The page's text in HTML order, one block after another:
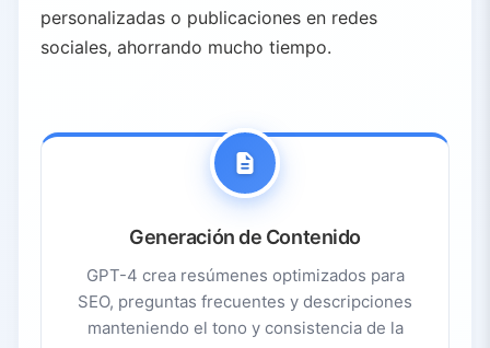
personalizadas o publicaciones en redes
sociales, ahorrando mucho tiempo.
Generación de Contenido
GPT-4 crea resúmenes optimizados para
SEO, preguntas frecuentes y descripciones
manteniendo el tono y consistencia de la